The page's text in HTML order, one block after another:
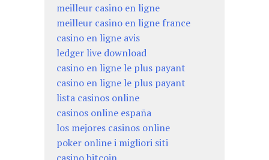
meilleur casino en ligne
meilleur casino en ligne france
casino en ligne avis
ledger live download
casino en ligne le plus payant
casino en ligne le plus payant
lista casinos online
casinos online españa
los mejores casinos online
poker online i migliori siti